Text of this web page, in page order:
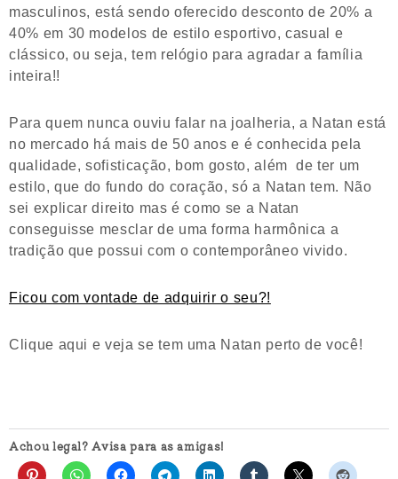
masculinos, está sendo oferecido desconto de 20% a
40% em 30 modelos de estilo esportivo, casual e
clássico, ou seja, tem relógio para agradar a família
inteira!!
Para quem nunca ouviu falar na joalheria, a Natan está
no mercado há mais de 50 anos e é conhecida pela
qualidade, sofisticação, bom gosto, além de ter um
estilo, que do fundo do coração, só a Natan tem. Não
sei explicar direito mas é como se a Natan
conseguisse mesclar de uma forma harmônica a
tradição que possui com o contemporâneo vivido.
Ficou com vontade de adquirir o seu?!
Clique aqui e veja se tem uma Natan perto de você!
Achou legal? Avisa para as amigas!